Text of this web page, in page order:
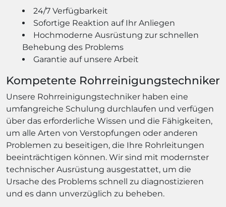
24/7 Verfügbarkeit
Sofortige Reaktion auf Ihr Anliegen
Hochmoderne Ausrüstung zur schnellen
Behebung des Problems
Garantie auf unsere Arbeit
Kompetente Rohrreinigungstechniker
Unsere Rohrreinigungstechniker haben eine
umfangreiche Schulung durchlaufen und verfügen
über das erforderliche Wissen und die Fähigkeiten,
um alle Arten von Verstopfungen oder anderen
Problemen zu beseitigen, die Ihre Rohrleitungen
beeinträchtigen können. Wir sind mit modernster
technischer Ausrüstung ausgestattet, um die
Ursache des Problems schnell zu diagnostizieren
und es dann unverzüglich zu beheben.